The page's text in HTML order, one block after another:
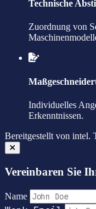
Technische
Zuordnung von
Individuelles
Erkenntnissen.
Bereitgestellt von intel.
Vereinbaren Sie
Name